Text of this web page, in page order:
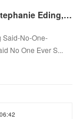
Online Read Ebook Said No One Ever by Stephanie Eding, Stephanie Eding
Said-No-One-
No One Ever S...